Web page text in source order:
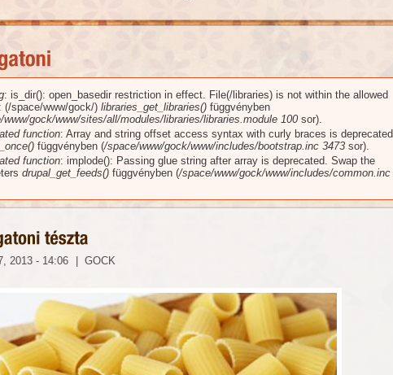
: is_dir(): open_basedir restriction in effect. File(/libraries) is not within the allowed
(/space/www/gock/) libraries_get_libraries() függvényben
www/gock/www/sites/all/modules/libraries/libraries.module 100 sor).
function: Array and string offset access syntax with curly braces is deprecated
függvényben (/space/www/gock/www/includes/bootstrap.inc 3473 sor).
function: implode(): Passing glue string after array is deprecated. Swap the
drupal_get_feeds() függvényben (/space/www/gock/www/includes/common.inc
2013 - 14:06 GOCK